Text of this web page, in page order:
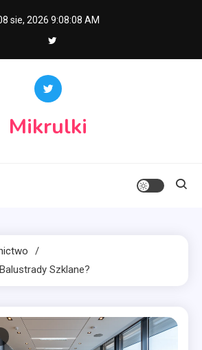
sie, 2026 9:08:09 AM
Mikrulki
Szklane?